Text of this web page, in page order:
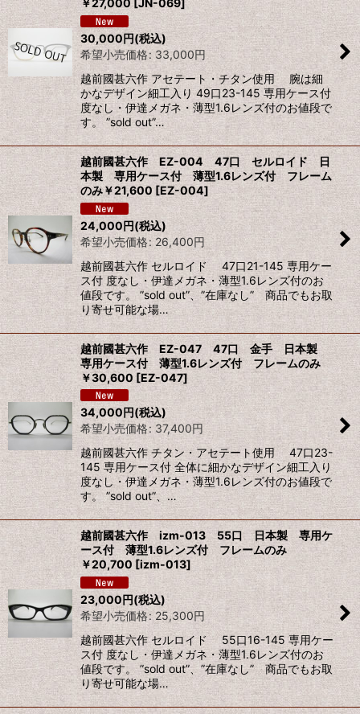
￥27,000 JN-069]
30,000円(税込)
希望小売価格: 33,000円
越前國甚六作 アセテート・チタン使用 腕は細
かなデザイン細工入り 49口23-145 専用ケース付
度なし・伊達メガネ・薄型1.6レンズ付のお値段で
す。 ”sold out”…
越前國甚六作 EZ-004 47口 セルロイド 日
本製 専用ケース付 薄型1.6レンズ付 フレーム
のみ￥21,600 [EZ-004]
24,000円(税込)
希望小売価格: 26,400円
越前國甚六作 セルロイド 47口21-145 専用ケー
ス付 度なし・伊達メガネ・薄型1.6レンズ付のお
値段です。 ”sold out”、”在庫なし” 商品でもお取
り寄せ可能な場…
越前國甚六作 EZ-047 47口 金手 日本製
専用ケース付 薄型1.6レンズ付 フレームのみ
￥30,600 [EZ-047]
34,000円(税込)
希望小売価格: 37,400円
越前國甚六作 チタン・アセテート使用 47口23-
145 専用ケース付 全体に細かなデザイン細工入り
度なし・伊達メガネ・薄型1.6レンズ付のお値段で
す。 ”sold out”、…
越前國甚六作 izm-013 55口 日本製 専用ケ
ース付 薄型1.6レンズ付 フレームのみ
￥20,700 [izm-013]
23,000円(税込)
希望小売価格: 25,300円
越前國甚六作 セルロイド 55口16-145 専用ケー
ス付 度なし・伊達メガネ・薄型1.6レンズ付のお
値段です。 ”sold out”、”在庫なし” 商品でもお取
り寄せ可能な場…